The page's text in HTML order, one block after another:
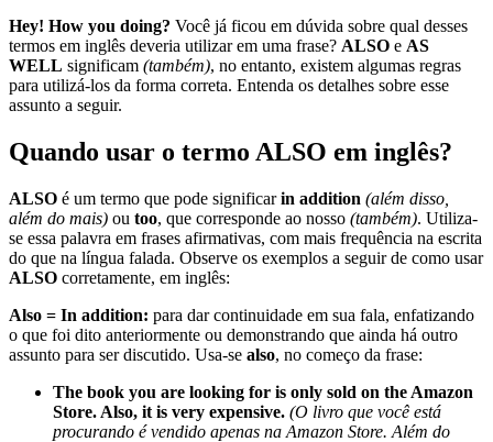
Hey! How you doing? Você já ficou em dúvida sobre qual desses
termos em inglês deveria utilizar em uma frase? ALSO e AS
WELL significam (também), no entanto, existem algumas regras
para utilizá-los da forma correta. Entenda os detalhes sobre esse
assunto a seguir.
Quando usar o termo ALSO em inglês?
ALSO é um termo que pode significarin addition (além disso,
além do mais) ou too, que corresponde ao nosso (também). Utiliza-
se essa palavra em frases afirmativas, com mais frequência na escrita
do que na língua falada. Observe os exemplos a seguir de como usar
ALSO corretamente, em inglês:
Also = In addition: para dar continuidade em sua fala, enfatizando
o que foi dito anteriormente ou demonstrando que ainda há outro
assunto para ser discutido. Usa-se also, no começo da frase:
The book you are looking for is only sold on the Amazon
Store. Also, it is very expensive. (O livro que você está
procurando é vendido apenas na Amazon Store. Além do